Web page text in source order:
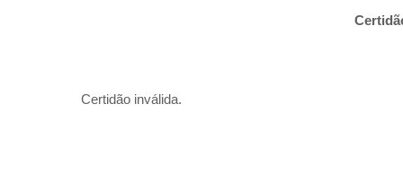
Certidão inválida.